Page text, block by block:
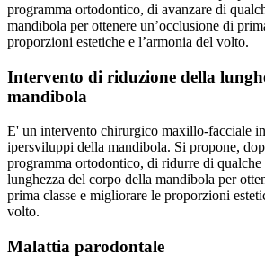
programma ortodontico, di avanzare di
mandibola per ottenere un’occlusione di
proporzioni estetiche e l’armonia del volto.
Intervento di riduzione della
mandibola
E' un intervento chirurgico maxillo-facciale
ipersviluppi della mandibola. Si propone,
programma ortodontico, di ridurre di
lunghezza del corpo della mandibola per
prima classe e migliorare le proporzioni
volto.
Malattia parodontale